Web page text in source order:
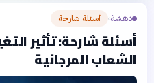
دهشة› أسئلة شارحة
أسئلة شارحة: تأثير
الشعاب المرجانية